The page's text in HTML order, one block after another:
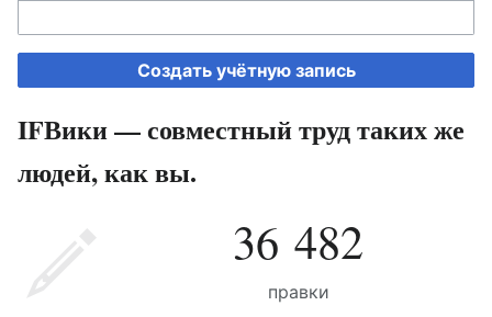
Создать учётную запись
IFВики — совместный труд таких же
людей, как вы.
36 482
правки